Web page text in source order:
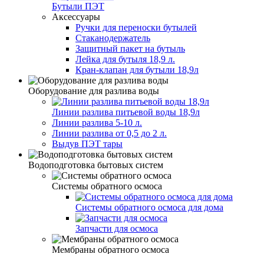
Бутыли ПЭТ
Аксессуары
Ручки для переноски бутылей
Стаканодержатель
Защитный пакет на бутыль
Лейка для бутыля 18,9 л.
Кран-клапан для бутыли 18,9л
Оборудование для разлива воды
Линии разлива питьевой воды 18,9л
Линии разлива 5-10 л.
Линии разлива от 0,5 до 2 л.
Выдув ПЭТ тары
Водоподготовка бытовых систем
Системы обратного осмоса
Системы обратного осмоса для дома
Запчасти для осмоса
Мембраны обратного осмоса